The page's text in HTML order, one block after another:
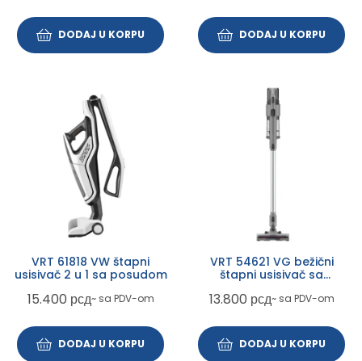
DODAJ U KORPU DODAJ U KORPU
VRT 61818 VW štapni
usisivač 2 u 1 sa posudom
15.400 рсд~ sa PDV-om
DODAJ U KORPU
VRT 54621 VG bežični
štapni usisivač sa
13.800 рсд~ sa PDV-om
DODAJ U KORPU